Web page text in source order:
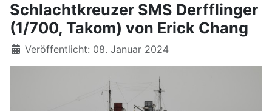
Schlachtkreuzer SMS Derfflinger
(1/700, Takom) von Erick Chang
Details
Veröffentlicht: 08. Januar 2024